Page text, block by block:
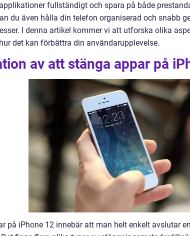
fullständigt och spara på både
du även hålla din telefon organiserad och snabb
I denna artikel kommer vi att utforska olika
det kan förbättra din användarupplevelse.
av att stänga appar på
på iPhone 12 innebär att man helt enkelt avslutar